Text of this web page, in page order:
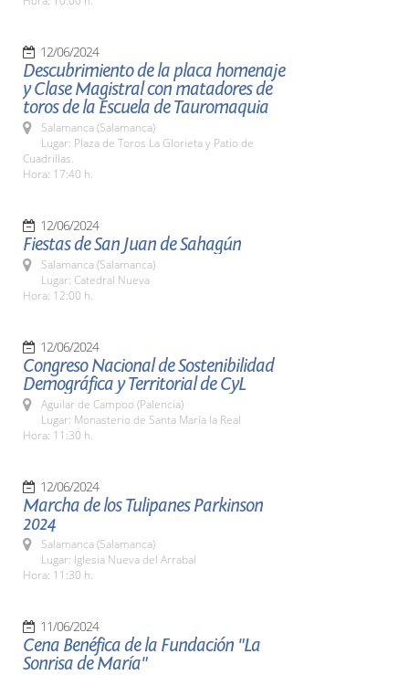
12/06/2024
Descubrimiento de la placa homenaje
y Clase Magistral con matadores de
toros de la Escuela de Tauromaquia
Salamanca (Salamanca)
Lugar: Plaza de Toros La Glorieta y Patio de
Cuadrillas.
Hora: 17:40 h.
12/06/2024
Fiestas de San Juan de Sahagún
Salamanca (Salamanca)
Lugar: Catedral Nueva
Hora: 12:00 h.
12/06/2024
Congreso Nacional de Sostenibilidad
Demográfica y Territorial de CyL
Aguilar de Campoo (Palencia)
Lugar: Monasterio de Santa María la Real
Hora: 11:30 h.
12/06/2024
Marcha de los Tulipanes Parkinson
2024
Salamanca (Salamanca)
Lugar: Iglesia Nueva del Arrabal
Hora: 11:30 h.
11/06/2024
Cena Benéfica de la Fundación "La
Sonrisa de María"